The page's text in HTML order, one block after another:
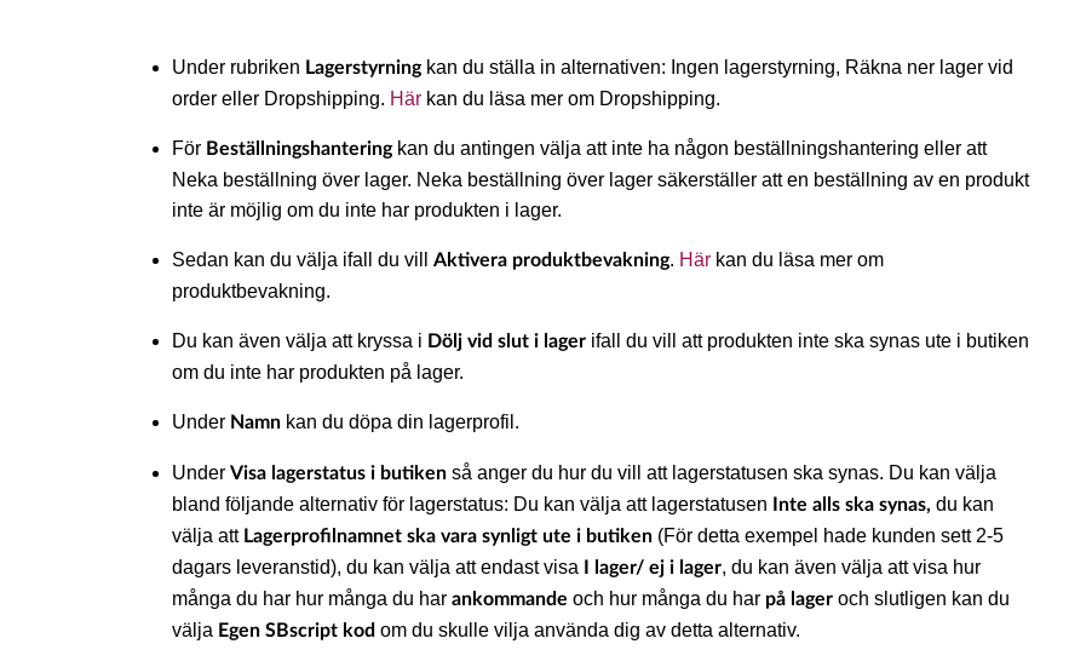
Under rubriken Lagerstyrningkan du ställa in alternativen: Ingen lagerstyrning, Räkna ner lager vid
order eller Dropshipping. Här kan du läsa mer om Dropshipping.
För Beställningshanteringkan du antingen välja att inte ha någon beställningshantering eller att
Neka beställning över lager. Neka beställning över lager säkerställer att en beställning av en produkt
inte är möjlig om du inte har produkten i lager.
Sedan kan du välja ifall du vill Aktivera produktbevakning. Här kan du läsa mer om
produktbevakning.
Du kan även välja att kryssa i Dölj vid slut i lager ifall du vill att produkten inte ska synas ute i butiken
om du inte har produkten på lager.
Under Namn kan du döpa din lagerprofil.
Under Visa lagerstatus i butiken så anger du hur du vill att lagerstatusen ska synas. Du kan välja
bland följande alternativ för lagerstatus: Du kan välja att lagerstatusen
Inte alls ska synas, du kan
välja att Lagerprofilnamnet ska vara synligt ute i butiken (För detta exempel hade kunden sett 2-5
dagars leveranstid), du kan välja att endast visa
I lager/ ej i lager, du kan även välja att visa hur
många du har hur många du har ankommande och hur många du har på lager och slutligen kan du
välja Egen SBscript kod om du skulle vilja använda dig av detta alternativ.